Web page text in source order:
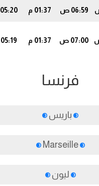
06:59 ص 01:37 م 05:20 م
07:00 ص 01:37 م 05:19 م
فرنسا
باريس
Marseille
ليون